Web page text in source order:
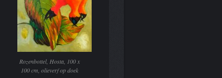
Rozenbottel, Hosta, 100 x
100 cm, olieverf op doek